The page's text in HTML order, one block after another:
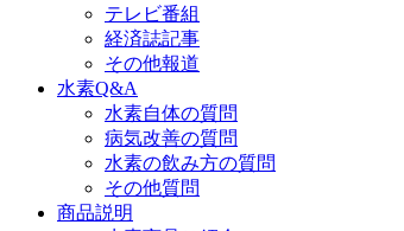
テレビ番組
経済誌記事
その他報道
水素Q&A
水素自体の質問
病気改善の質問
水素の飲み方の質問
その他質問
商品説明